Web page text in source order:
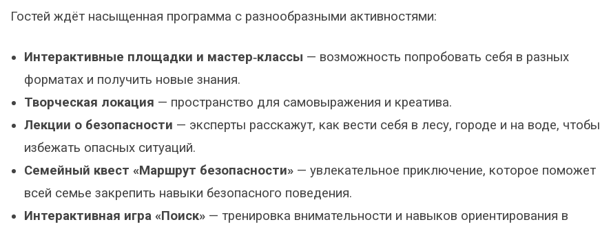
Гостей ждёт насыщенная программа с разнообразными активностями:
Интерактивные площадки и мастер‑классы — возможность попробовать себя в разных
форматах и получить новые знания.
Творческая локация — пространство для самовыражения и креатива.
Лекции о безопасности — эксперты расскажут, как вести себя в лесу, городе и на воде, чтобы
избежать опасных ситуаций.
Семейный квест «Маршрут безопасности» — увлекательное приключение, которое поможет
всей семье закрепить навыки безопасного поведения.
Интерактивная игра «Поиск» — тренировка внимательности и навыков ориентирования в